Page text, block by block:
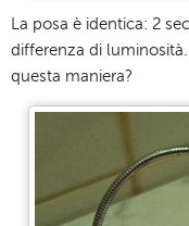
La posa è identica: 2
differenza di
questa maniera?